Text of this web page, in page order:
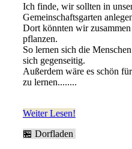
Ich finde, wir sollten in
Gemeinschaftsgarten
Dort könnten wir
pflanzen.
So lernen sich die
sich gegenseitig.
Außerdem wäre es schön
zu lernen........
Weiter Lesen!
🏪 Dorfladen